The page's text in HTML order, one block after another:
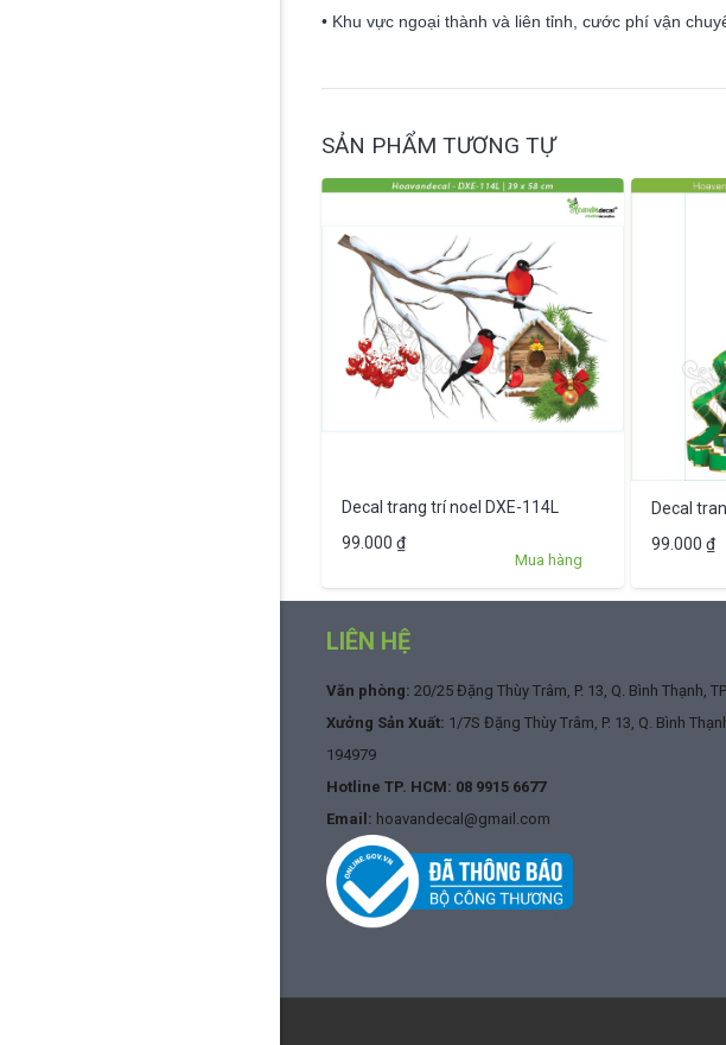
• Khu vực ngoại thành và liên tỉnh, cước phí vận
SẢN PHẨM TƯƠNG TỰ
Decal trang trí noel DXE-114L
99.000 ₫
Mua hàng
Decal
99.000 ₫
LIÊN HỆ
Văn phòng: 20/25 Đặng Thùy Trâm, P. 13, Q. Bình Thạnh,
Xưởng Sản Xuất: 1/7S Đặng Thùy Trâm, P. 13, Q. Bình
194979
Hotline TP. HCM: 08 9915 6677
Email: hoavandecal@gmail.com